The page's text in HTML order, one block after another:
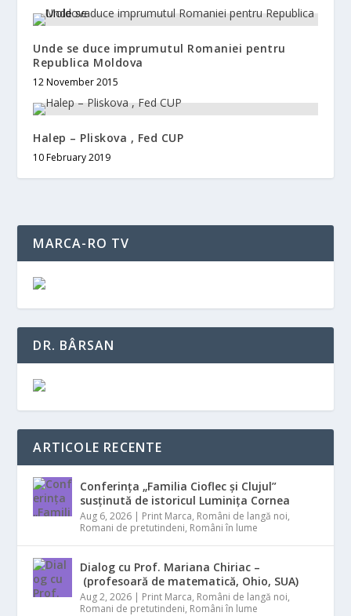
Unde se duce imprumutul Romaniei pentru
Republica Moldova
12 November 2015
Halep – Pliskova , Fed CUP
10 February 2019
MARCA-RO TV
DR. BÂRSAN
ARTICOLE RECENTE
Conferința „Familia Cioflec și Clujul”
susținută de istoricul Luminița Cornea
Aug 6, 2026 | Print Marca, Români de langă noi,
Romani de pretutindeni, Români în lume
Dialog cu Prof. Mariana Chiriac –
(profesoară de matematică, Ohio, SUA)
Aug 2, 2026 | Print Marca, Români de langă noi,
Romani de pretutindeni, Români în lume